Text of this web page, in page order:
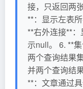
接，只返回两
**：显示左表
**右外连接**
示null。 6. **
两个查询结果
并两个查询结
**：文章通过